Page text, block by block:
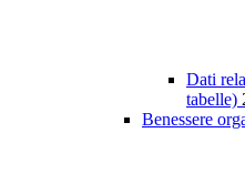
Dati
tabelle)
Benessere